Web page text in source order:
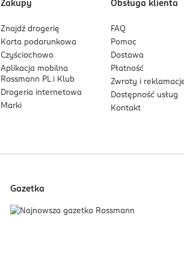
Zakupy
Znajdź drogerię
Karta podarunkowa
Czyściochowo
Aplikacja mobilna
Rossmann PL i Klub
Drogeria internetowa
Marki
Obsługa klienta
FAQ
Pomoc
Dostawa
Płatność
Zwroty i
Dostępność usług
Kontakt
Gazetka